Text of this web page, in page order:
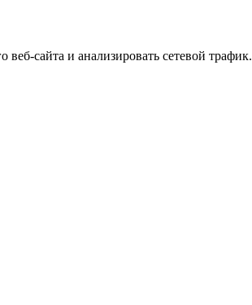
сайта и анализировать сетевой трафик.